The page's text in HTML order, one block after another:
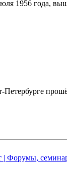
1956 года,
Петербурге
| Форумы,